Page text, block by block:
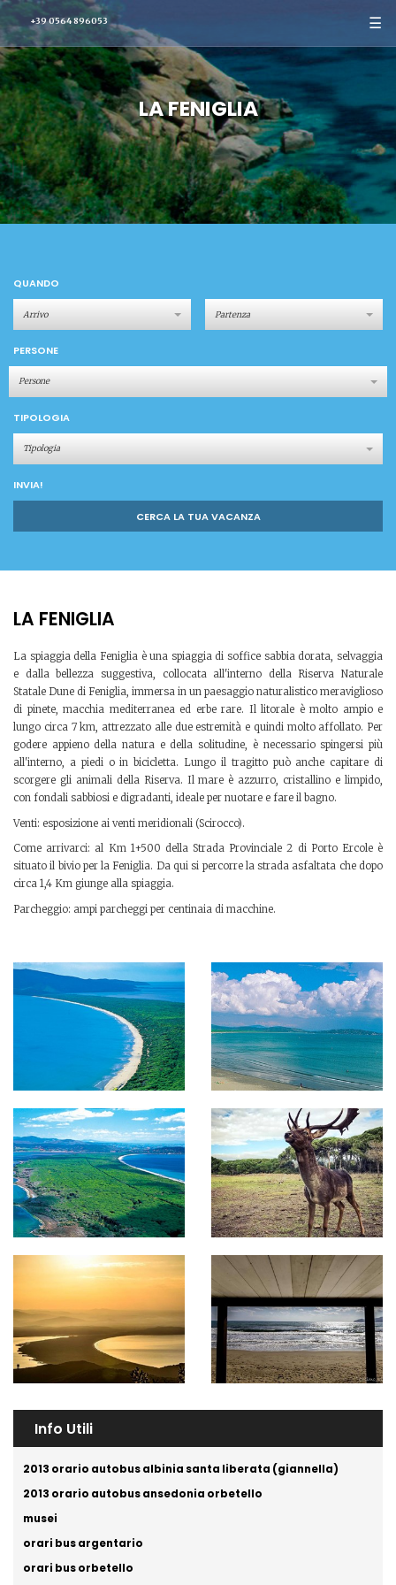
+39 0564 896053 ☰
LA FENIGLIA
QUANDO
PERSONE
Persone
TIPOLOGIA
Tipologia
INVIA!
CERCA LA TUA VACANZA
LA FENIGLIA
La spiaggia della Feniglia è una spiaggia di soffice sabbia dorata, selvaggia
e dalla bellezza suggestiva, collocata all'interno della Riserva Naturale
Statale Dune di Feniglia, immersa in un paesaggio naturalistico meraviglioso
di pinete, macchia mediterranea ed erbe rare. Il litorale è molto ampio e
lungo circa 7 km, attrezzato alle due estremità e quindi molto affollato. Per
godere appieno della natura e della solitudine, è necessario spingersi più
all'interno, a piedi o in bicicletta. Lungo il tragitto può anche capitare di
scorgere gli animali della Riserva. Il mare è azzurro, cristallino e limpido,
con fondali sabbiosi e digradanti, ideale per nuotare e fare il bagno.
Venti: esposizione ai venti meridionali (Scirocco).
Come arrivarci: al Km 1+500 della Strada Provinciale 2 di Porto Ercole è
situato il bivio per la Feniglia. Da qui si percorre la strada asfaltata che dopo
circa 1,4 Km giunge alla spiaggia.
Parcheggio: ampi parcheggi per centinaia di macchine.
Info Utili
2013 orario autobus albinia santa liberata (giannella)
2013 orario autobus ansedonia orbetello
musei
orari bus argentario
orari bus orbetello